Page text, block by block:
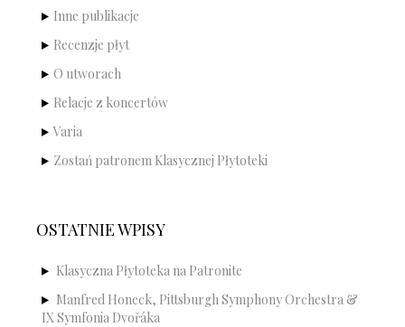
Inne publikacje
Recenzje płyt
O utworach
Relacje z koncertów
Varia
Zostań patronem Klasycznej Płytoteki
OSTATNIE WPISY
Klasyczna Płytoteka na Patronite
Manfred Honeck, Pittsburgh Symphony Orchestra &
IX Symfonia Dvořáka